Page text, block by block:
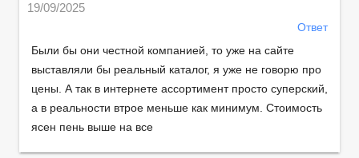
19/09/2025
Ответ
Были бы они честной компанией, то уже на сайте
выставляли бы реальный каталог, я уже не говорю про
цены. А так в интернете ассортимент просто суперский,
а в реальности втрое меньше как минимум. Стоимость
ясен пень выше на все